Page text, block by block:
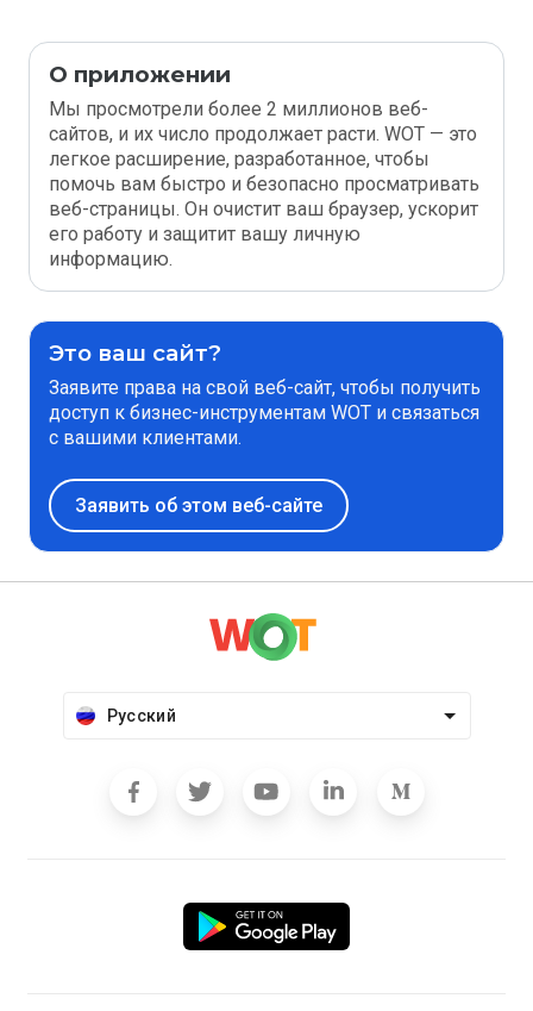
О приложении
Мы просмотрели более 2 миллионов веб-
сайтов, и их число продолжает расти. WOT — это
легкое расширение, разработанное, чтобы
помочь вам быстро и безопасно просматривать
веб-страницы. Он очистит ваш браузер, ускорит
его работу и защитит вашу личную
информацию.
Это ваш сайт?
Заявите права на свой веб-сайт, чтобы получить
доступ к бизнес-инструментам WOT и связаться
с вашими клиентами.
Заявить об этом веб-сайте
Русский